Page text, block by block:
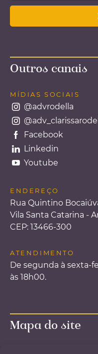
Outros canais
MÍDIAS SOCIAIS
@advrodella
Facebook
Linkedin
Youtube
ENDEREÇO
Rua Quintino
Vila Santa Catarina -
CEP: 13466-300
ATENDIMENTO
De segunda à sexta-
às 18h00.
Mapa do site